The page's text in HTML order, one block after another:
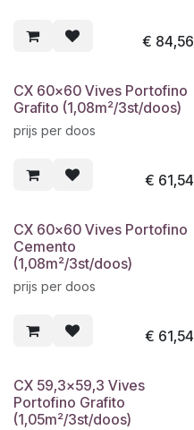
€ 84,56
CX 60x60 Vives Portofino
Grafito (1,08m²/3st/doos)
prijs per doos
€ 61,54
CX 60x60 Vives Portofino
Cemento
(1,08m²/3st/doos)
prijs per doos
€ 61,54
CX 59,3x59,3 Vives
Portofino Grafito
(1,05m²/3st/doos)